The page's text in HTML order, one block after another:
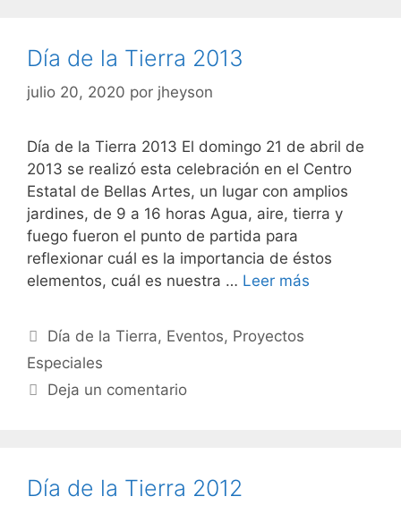
Día de la Tierra 2013
julio 20, 2020 por jheyson
Día de la Tierra 2013 El domingo 21 de abril de
2013 se realizó esta celebración en el Centro
Estatal de Bellas Artes, un lugar con amplios
jardines, de 9 a 16 horas Agua, aire, tierra y
fuego fueron el punto de partida para
reflexionar cuál es la importancia de éstos
elementos, cuál es nuestra … Leer más
Día de la Tierra, Eventos, Proyectos
Especiales
Deja un comentario
Día de la Tierra 2012